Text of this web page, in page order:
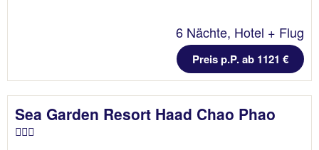
6 Nächte, Hotel + Flug
Preis p.P. ab 1121 €
Sea Garden Resort Haad Chao Phao